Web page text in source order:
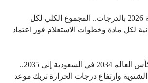
نتيجة الثانوية العامة 2026 بالدرجات.. المجموع الكلي لكل
لكل مادة وخطوات الاستعلام فور اعتماد
فيفا يدرس تأجيل كأس العالم 2034 في السعودية إلى 2035..
الشتوية وارتفاع درجات الحرارة تربك موعد